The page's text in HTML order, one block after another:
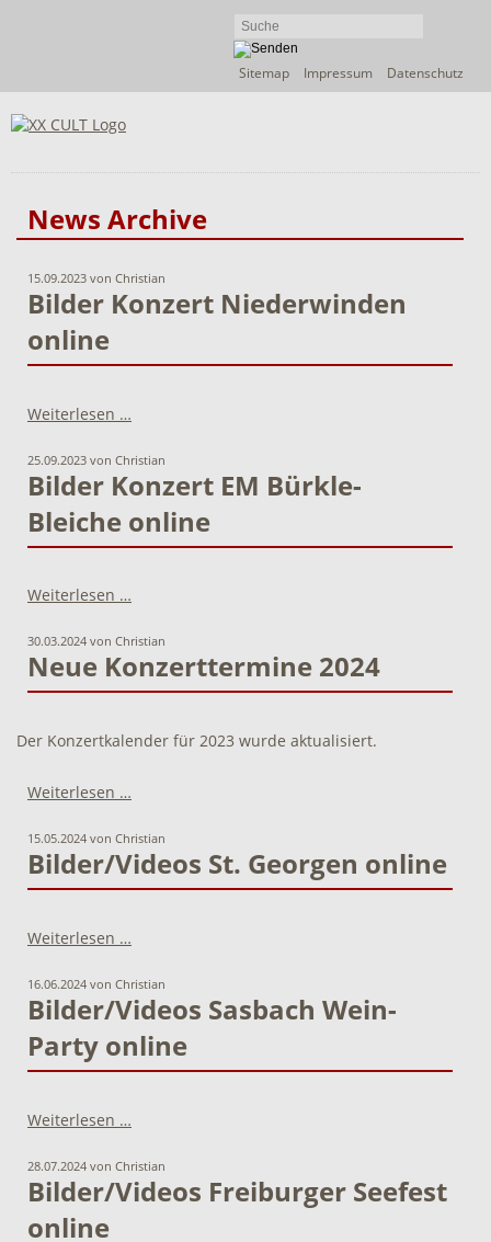
Navigation
Sitemap Impressum Datenschutz
News Archive
15.09.2023 von Christian
Bilder Konzert Niederwinden
online
Weiterlesen …
Niederwinden
25.09.2023 von Christian
Bilder Konzert EM Bürkle-
Bleiche online
Weiterlesen …
EM
Bleiche
online
30.03.2024 von Christian
Neue Konzerttermine 2024
Der Konzertkalender für 2023 wurde aktualisiert.
Weiterlesen …
2024
15.05.2024 von Christian
Bilder/Videos St. Georgen online
Weiterlesen …
Georgen
online
16.06.2024 von Christian
Bilder/Videos Sasbach Wein-
Party online
Weiterlesen …
Wein-
Party
online
28.07.2024 von Christian
Bilder/Videos Freiburger Seefest
online